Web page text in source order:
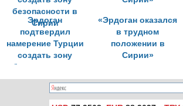
Эрдоган
подтвердил
намерение Турции
создать зону
безопасности в
Сирии
«Эрдоган оказался
в трудном
положении в
Сирии»